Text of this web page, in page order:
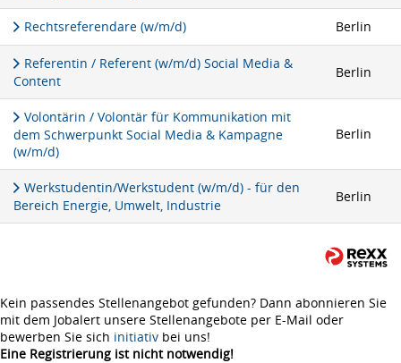
Rechtsreferendare (w/m/d) Berlin
Referentin / Referent (w/m/d) Social Media &
Content
Berlin
Volontärin / Volontär für Kommunikation mit
dem Schwerpunkt Social Media & Kampagne
(w/m/d)
Berlin
Werkstudentin/Werkstudent (w/m/d) - für den
Bereich Energie, Umwelt, Industrie
Berlin
Kein passendes Stellenangebot gefunden? Dann abonnieren Sie
mit dem Jobalert unsere Stellenangebote per E-Mail oder
bewerben Sie sich initiativ bei uns!
Eine Registrierung ist nicht notwendig!